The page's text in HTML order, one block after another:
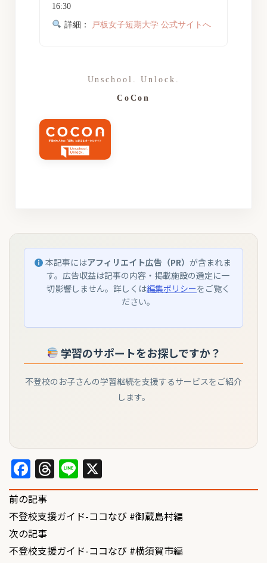
16:30
詳細：
戸板女子短期大学 公式サイトへ
Unschool. Unlock.
CoCon
本記事にはアフィリエイト広告（PR） が含まれま
す。広告収益は記事の内容・掲載施設の選定に一
切影響しません。詳しくは編集ポリシーをご覧く
ださい。
学習のサポートをお探しですか？
不登校のお子さんの学習継続を支援するサービスをご紹介
します。
Facebook
Threads
Line
投
稿
ナ
前の記事
不登校支援ガイド-ココなび #御蔵島村編
次の記事
不登校支援ガイド-ココなび #横須賀市編